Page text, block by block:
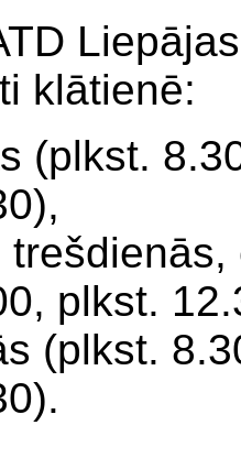
klātienē:
(plkst.
plkst.
(plkst.